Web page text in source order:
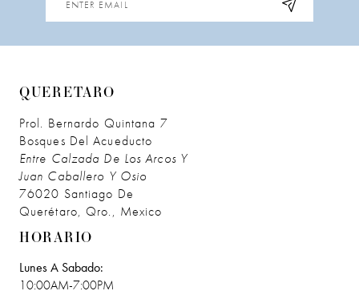
QUERETARO
Prol. Bernardo Quintana 7
Bosques Del Acueducto
Entre Calzada De Los Arcos Y
Juan Caballero Y Osio
76020 Santiago De
Querétaro, Qro., Mexico
HORARIO
Lunes A Sabado:
10:00AM-7:00PM